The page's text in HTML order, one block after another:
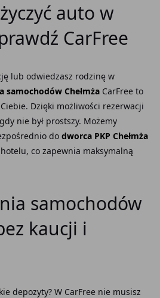
auto w
CarFree
lub odwiedzasz rodzinę w
samochodów ChełmżaCarFree to
Dzięki możliwości rezerwacji
nie był prostszy. Możemy
do dworca PKP Chełmża
co zapewnia maksymalną
samochodów
kaucji i
depozyty? W CarFree nie musisz